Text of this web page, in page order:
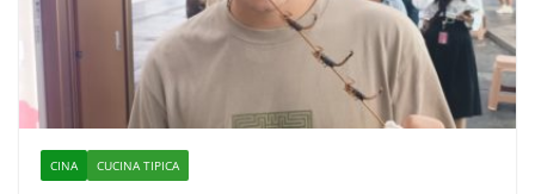
CINA CUCINA TIPICA